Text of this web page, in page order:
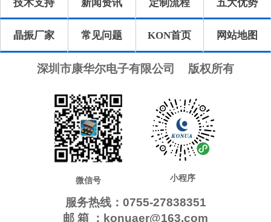
晶振
7050晶振 6035晶振 5032晶振 3225晶振
7.0x1.5晶振 5.0x1.8晶振 4.1x1.5晶振 3.2x1.5晶振
瑞康晶振 康纳温菲尔德 高利奇晶振
AbraconCrystal 维管晶振 ECScrystal晶
振
日蚀晶振
拉隆晶振 格林雷晶振 SiTimeCrystal
Pletronics晶振 MERCURY晶
振
AEL晶振 Cardinal晶振 Crystek晶振
技术支持 新闻资讯 定制流程 五大优势
晶振厂家 常见问题 KON首页 网站地图
深圳市康华尔电子有限公司 版权所有
微信号 小程序
服务热线：0755-27838351
邮 箱 ：konuaer@163.com